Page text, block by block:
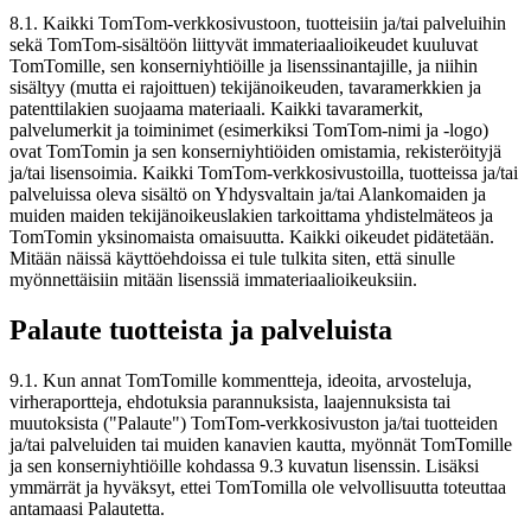
8.1. Kaikki TomTom-verkkosivustoon, tuotteisiin ja/tai palveluihin
sekä TomTom-sisältöön liittyvät immateriaalioikeudet kuuluvat
TomTomille, sen konserniyhtiöille ja lisenssinantajille, ja niihin
sisältyy (mutta ei rajoittuen) tekijänoikeuden, tavaramerkkien ja
patenttilakien suojaama materiaali. Kaikki tavaramerkit,
palvelumerkit ja toiminimet (esimerkiksi TomTom-nimi ja -logo)
ovat TomTomin ja sen konserniyhtiöiden omistamia, rekisteröityjä
ja/tai lisensoimia. Kaikki TomTom-verkkosivustoilla, tuotteissa ja/tai
palveluissa oleva sisältö on Yhdysvaltain ja/tai Alankomaiden ja
muiden maiden tekijänoikeuslakien tarkoittama yhdistelmäteos ja
TomTomin yksinomaista omaisuutta. Kaikki oikeudet pidätetään.
Mitään näissä käyttöehdoissa ei tule tulkita siten, että sinulle
myönnettäisiin mitään lisenssiä immateriaalioikeuksiin.
Palaute tuotteista ja palveluista
9.1. Kun annat TomTomille kommentteja, ideoita, arvosteluja,
virheraportteja, ehdotuksia parannuksista, laajennuksista tai
muutoksista ("Palaute") TomTom-verkkosivuston ja/tai tuotteiden
ja/tai palveluiden tai muiden kanavien kautta, myönnät TomTomille
ja sen konserniyhtiöille kohdassa 9.3 kuvatun lisenssin. Lisäksi
ymmärrät ja hyväksyt, ettei TomTomilla ole velvollisuutta toteuttaa
antamaasi Palautetta.